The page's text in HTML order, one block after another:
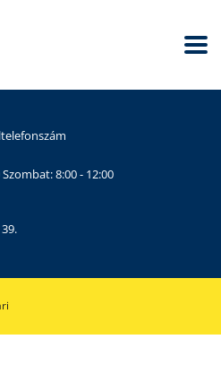
8:00 - 12:00